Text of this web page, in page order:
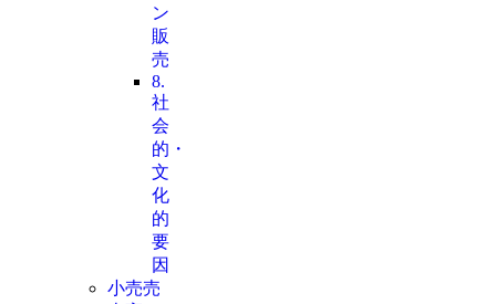
ン
販
売
8.
社
会
的・
文
化
的
要
因
小売売